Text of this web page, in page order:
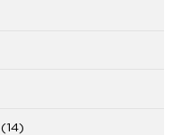
(14)